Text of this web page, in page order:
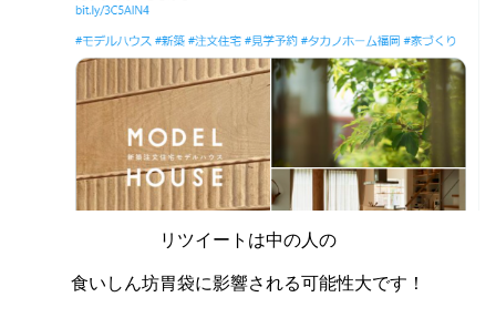
リツイートは中の人の
食いしん坊胃袋に影響される可能性大です！